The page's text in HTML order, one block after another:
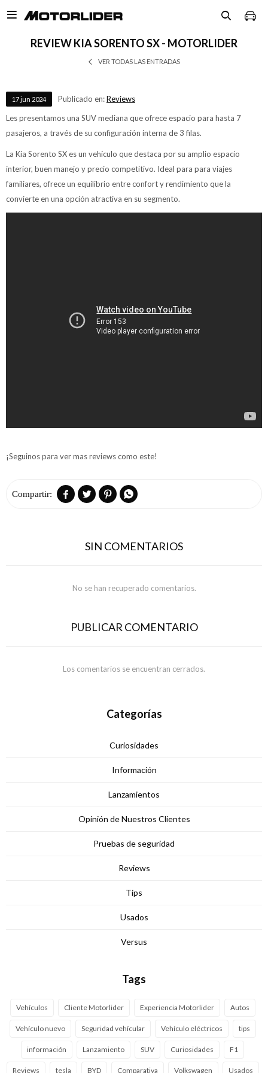

REVIEW KIA SORENTO SX - MOTORLIDER
VER TODAS LAS ENTRADAS
17jun 2024 Publicado en:Reviews
Les presentamos una SUV mediana que ofrece espacio para hasta 7
pasajeros, a través de su configuración interna de 3 filas.
La Kia Sorento SX es un vehículo que destaca por su amplio espacio
interior, buen manejo y precio competitivo. Ideal para para viajes
familiares, ofrece un equilibrio entre confort y rendimiento que la
convierte en una opción atractiva en su segmento.
¡Seguinos para ver mas reviews como este!
   
SIN COMENTARIOS
No se han recuperado comentarios.
PUBLICAR COMENTARIO
Los comentarios se encuentran cerrados.
Categorías
Curiosidades
Información
Lanzamientos
Opinión de Nuestros Clientes
Pruebas de seguridad
Reviews
Tips
Usados
Versus
Tags
Vehículos Cliente Motorlider Experiencia Motorlider Autos
Vehículo nuevo Seguridad vehícular Vehículo eléctricos tips
información Lanzamiento SUV Curiosidades F1
Reviews tesla BYD Comparativa Volkswagen Usados